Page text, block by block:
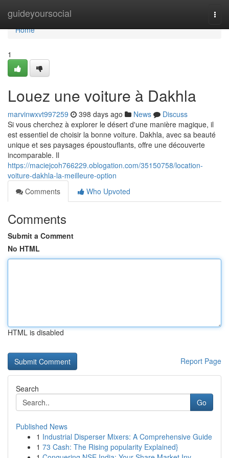
guideyoursocial
Home
Home
1
Louez une voiture à Dakhla
marvinwxvt997259 398 days ago News
Discuss
Si vous cherchez à explorer le désert d'une manière magique, il
est essentiel de choisir la bonne voiture. Dakhla, avec sa beauté
unique et ses paysages époustouflants, offre une découverte
incomparable. Il
https://maciejcoh766229.oblogation.com/35150758/location-
voiture-dakhla-la-meilleure-option
Comments
Who Upvoted
Comments
Submit a Comment
No HTML
HTML is disabled
Report Page
Search
Go
Published News
1 Industrial Disperser Mixers: A Comprehensive Guide
1 73 Cash: The Rising popularity Explained}